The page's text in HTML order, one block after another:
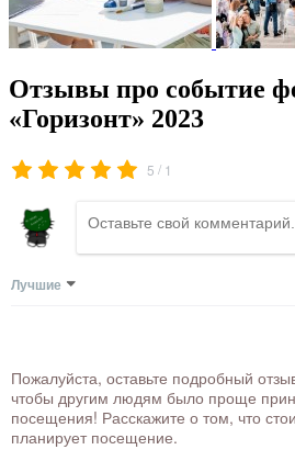
Отзывы про событие
«Горизонт» 2023
5 / 1
Лучшие
Пожалуйста, оставьте подробный
чтобы другим людям было проще
посещения! Расскажите о том, что
планирует посещение.